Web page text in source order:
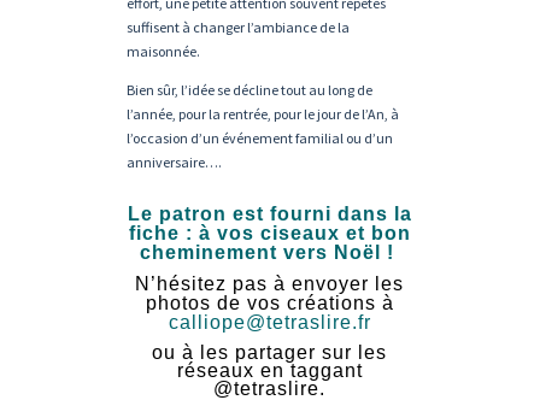
suffisent à changer l’ambiance de la
maisonnée.
Bien sûr, l’idée se décline tout au long de
l’année, pour la rentrée, pour le jour de l’An, à
l’occasion d’un événement familial ou d’un
anniversaire….
Le patron est fourni dans la
fiche : à vos ciseaux et bon
cheminement vers Noël !
N’hésitez pas à envoyer les
photos de vos créations à
calliope@tetraslire.fr
ou à les partager sur les
réseaux en taggant
@tetraslire.